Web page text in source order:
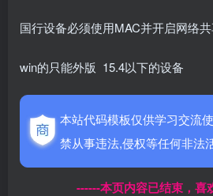
国行设备必须使用MAC并开启网络
win的只能外版 15.4以下的设备
本站代码模板仅供学习交流
禁从事违法,侵权等任何非法
------本页内容已结束，喜